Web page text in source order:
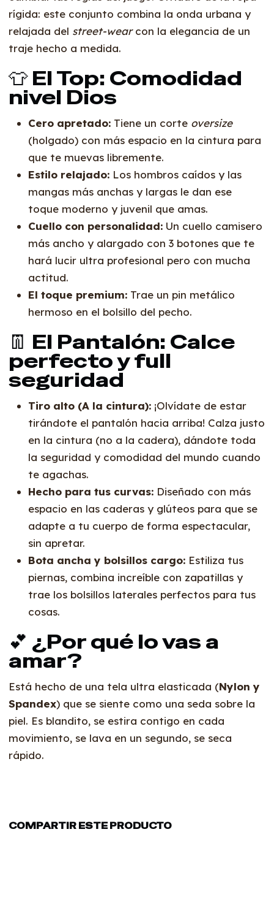
rígida: este conjunto combina la onda urbana y
relajada del street-wearcon la elegancia de un
traje hecho a medida.
👕 El Top: Comodidad
nivel Dios
Cero apretado: Tiene un corte oversize
(holgado) con más espacio en la cintura para
que te muevas libremente.
Estilo relajado: Los hombros caídos y las
mangas más anchas y largas le dan ese
toque moderno y juvenil que amas.
Cuello con personalidad: Un cuello camisero
más ancho y alargado con 3 botones que te
hará lucir ultra profesional pero con mucha
actitud.
El toque premium: Trae un pin metálico
hermoso en el bolsillo del pecho.
👖 El Pantalón: Calce
perfecto y full
seguridad
Tiro alto (A la cintura): ¡Olvídate de estar
tirándote el pantalón hacia arriba! Calza justo
en la cintura (no a la cadera), dándote toda
la seguridad y comodidad del mundo cuando
te agachas.
Hecho para tus curvas: Diseñado con más
espacio en las caderas y glúteos para que se
adapte a tu cuerpo de forma espectacular,
sin apretar.
Bota ancha y bolsillos cargo: Estiliza tus
piernas, combina increíble con zapatillas y
trae los bolsillos laterales perfectos para tus
cosas.
💕 ¿Por qué lo vas a
amar?
Está hecho de una tela ultra elasticada (Nylon y
Spandex) que se siente como una seda sobre la
piel. Es blandito, se estira contigo en cada
movimiento, se lava en un segundo, se seca
rápido.
COMPARTIR ESTE PRODUCTO